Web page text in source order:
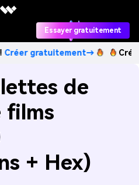
Essayer gratuitement
Créez des
de
films
+ Hex)